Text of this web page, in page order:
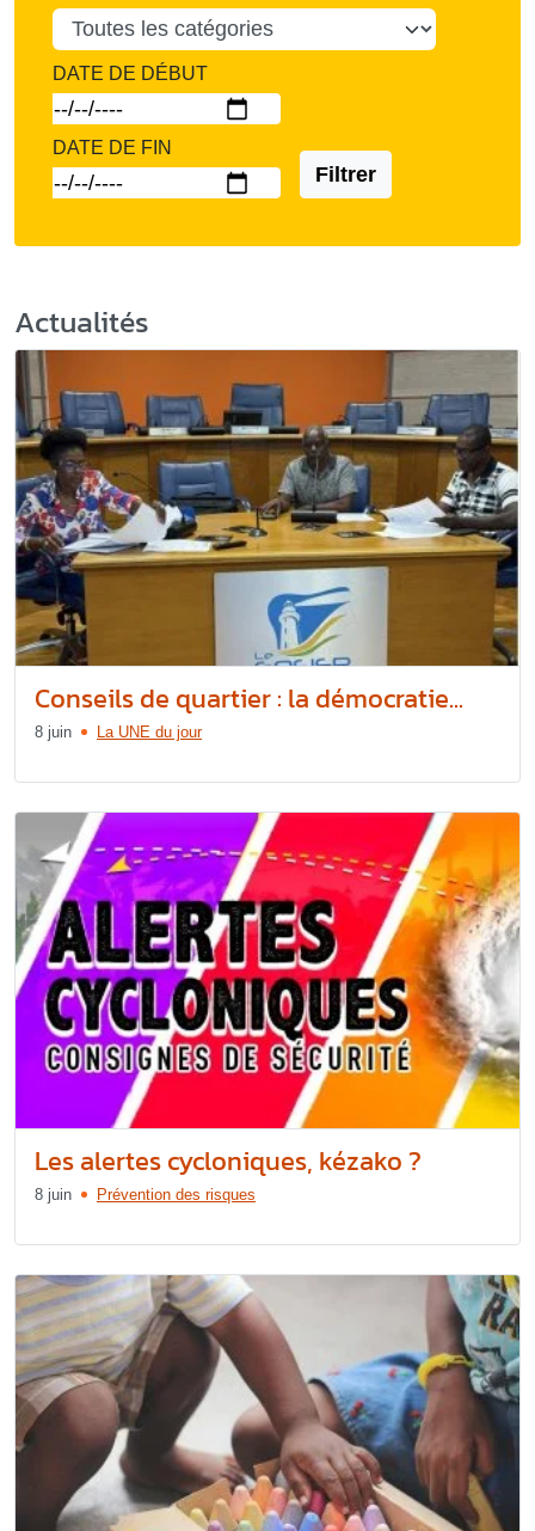
DATE DE DÉBUT
DATE DE FIN
Filtrer
Actualités
Conseils de quartier : la démocratie...
8 juin La UNE du jour
Les alertes cycloniques, kézako ?
8 juin Prévention des risques